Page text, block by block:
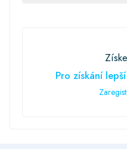
Pro získání